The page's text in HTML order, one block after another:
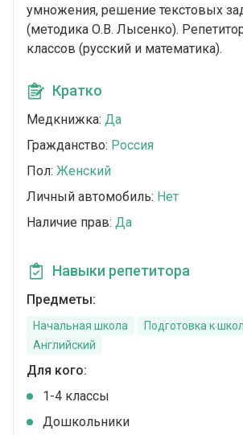
умножения, решение текстовых
(методика О.В. Лысенко).
классов (русский и математика).
Кратко
Медкнижка: Да
Гражданство: Россия
Пол: Женский
Личный автомобиль: Нет
Наличие прав: Да
Навыки репетитора
Предметы:
Начальная школа
Подготовка к
Английский
Для кого:
1-4 классы
Дошкольники